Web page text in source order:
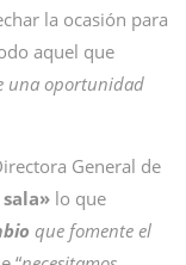
la ocasión para
aquel que
una oportunidad
General de
lo que
que fomente el